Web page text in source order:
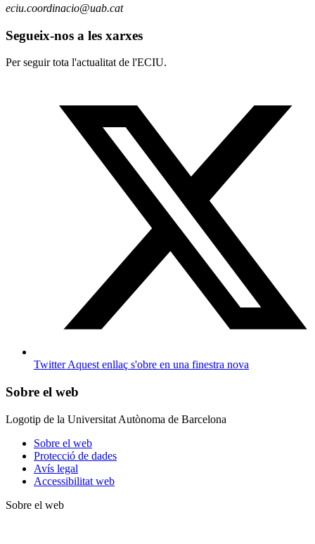
eciu.coordinacio@uab.cat
Segueix-nos a les xarxes
Per seguir tota l'actualitat de l'ECIU.
TwitterAquest enllaç s'obre en una finestra nova
Sobre el web
Logotip de la Universitat Autònoma de Barcelona
Sobre el web
Protecció de dades
Avís legal
Accessibilitat web
Sobre el web